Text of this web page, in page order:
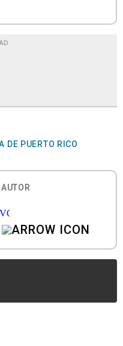
DE PUERTO RICO